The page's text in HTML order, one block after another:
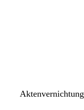
Aktenvernichtung